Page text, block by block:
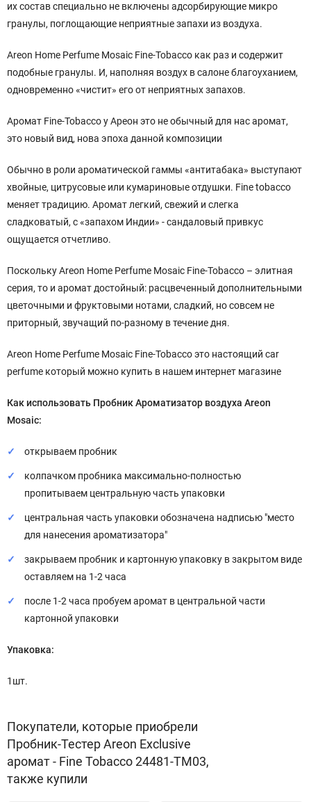
их состав специально не включены адсорбирующие микро
гранулы, поглощающие неприятные запахи из воздуха.
Areon Home Perfume Mosaic Fine-Tobacco как раз и содержит
подобные гранулы. И, наполняя воздух в салоне благоуханием,
одновременно «чистит» его от неприятных запахов.
Аромат Fine-Tobacco у Ареон это не обычный для нас аромат,
это новый вид, нова эпоха данной композиции
Обычно в роли ароматической гаммы «антитабака» выступают
хвойные, цитрусовые или кумариновые отдушки. Fine tobacco
меняет традицию. Аромат легкий, свежий и слегка
сладковатый, с «запахом Индии» - сандаловый привкус
ощущается отчетливо.
Поскольку Areon Home Perfume Mosaic Fine-Tobacco – элитная
серия, то и аромат достойный: расцвеченный дополнительными
цветочными и фруктовыми нотами, сладкий, но совсем не
приторный, звучащий по-разному в течение дня.
Areon Home Perfume Mosaic Fine-Tobacco это настоящий car
perfume который можно купить в нашем интернет магазине
Как использовать Пробник Ароматизатор воздуха Areon
Mosaic:
открываем пробник
колпачком пробника максимально-полностью
пропитываем центральную часть упаковки
центральная часть упаковки обозначена надписью "место
для нанесения ароматизатора"
закрываем пробник и картонную упаковку в закрытом виде
оставляем на 1-2 часа
после 1-2 часа пробуем аромат в центральной части
картонной упаковки
Упаковка:
1шт.
Покупатели, которые приобрели
Пробник-Тестер Areon Exclusive
аромат - Fine Tobacco 24481-TM03,
также купили